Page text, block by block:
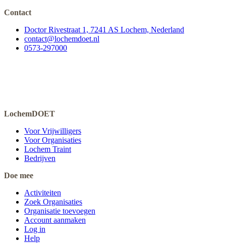
Contact
Doctor Rivestraat 1, 7241 AS Lochem, Nederland
contact@lochemdoet.nl
0573-297000
LochemDOET
Voor Vrijwilligers
Voor Organisaties
Lochem Traint
Bedrijven
Doe mee
Activiteiten
Zoek Organisaties
Organisatie toevoegen
Account aanmaken
Log in
Help